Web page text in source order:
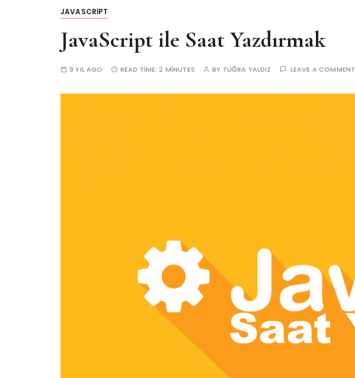
JAVASCRIPT
JavaScript ile Saat Yazdırmak
9 YIL AGO READ TIME:2 MINUTES BY TUĞRA YALDIZ LEAVE A COMMENT